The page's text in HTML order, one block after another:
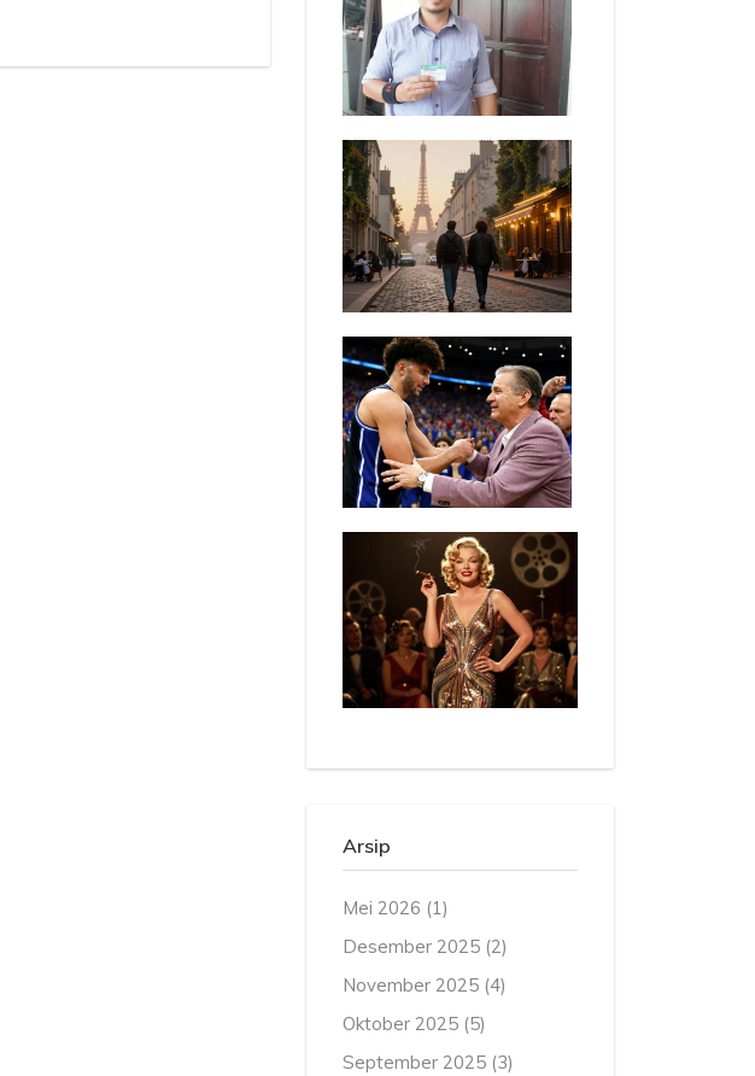
Arsip
Mei 2026 (1)
Desember 2025 (2)
November 2025 (4)
Oktober 2025 (5)
September 2025 (3)